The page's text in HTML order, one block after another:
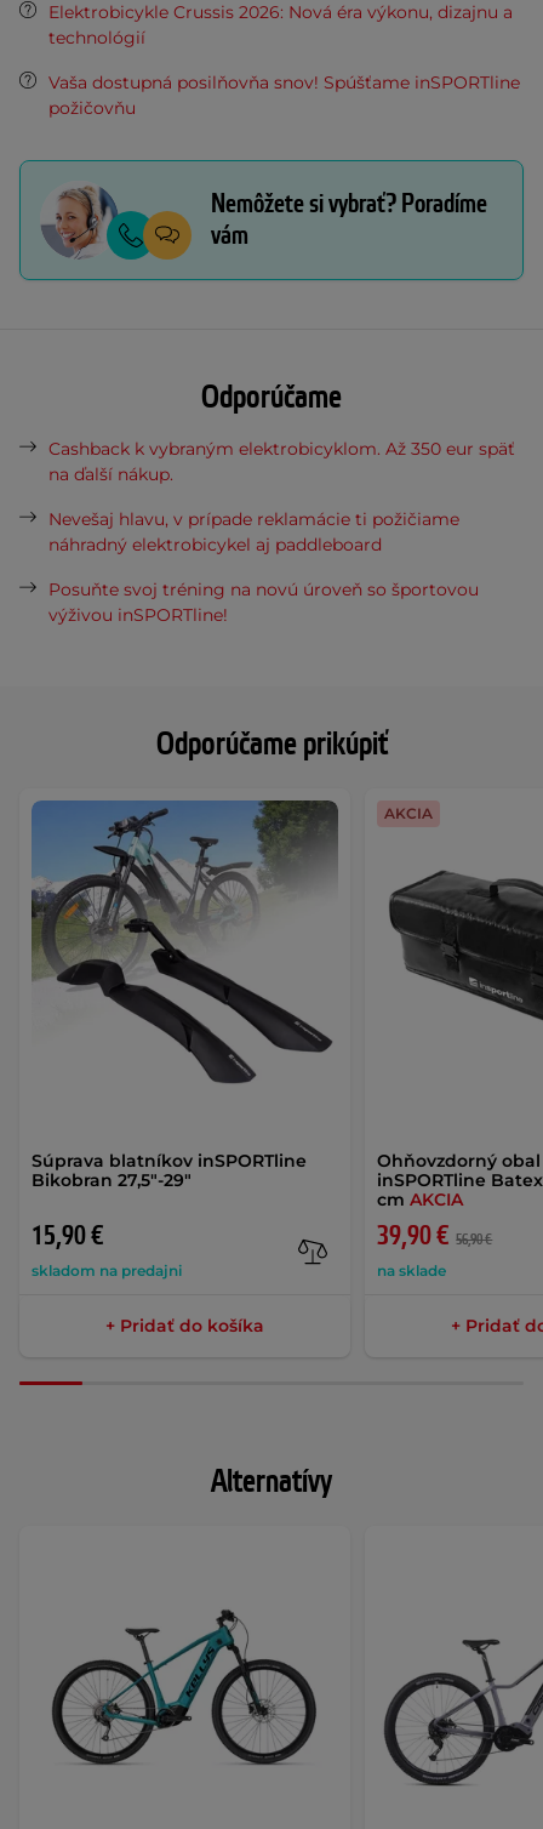
Odporúčame prikúpiť
Súprava blatníkov inSPORTline
Bikobran 27,5"-29"
15,90 €
skladom na predajni
+ Pridať do košíka
Ohňovzdorný
inSPORTline
cmAKCIA
39,90 € 56,90 €
na sklade
AKCIA
+ Pridať
Elektrobicykle Crussis 2026: Nová éra výkonu, dizajnu a
technológií
Vaša dostupná posilňovňa snov! Spúšťame inSPORTline
požičovňu
Nemôžete si vybrať? Poradíme
vám
Odporúčame
Cashback k vybraným elektrobicyklom. Až 350 eur späť
na ďalší nákup.
Nevešaj hlavu, v prípade reklamácie ti požičiame
náhradný elektrobicykel aj paddleboard
Posuňte svoj tréning na novú úroveň so športovou
výživou inSPORTline!
Alternatívy